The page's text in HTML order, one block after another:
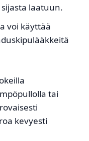
laatuun.
voi käyttää
tai
kevyesti